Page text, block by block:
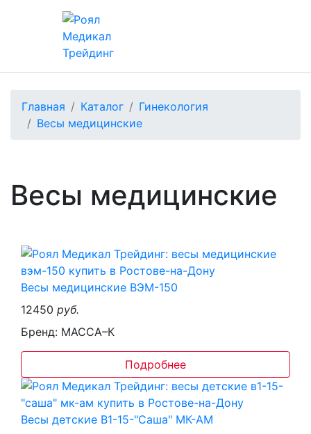
Главная Каталог
Гинекология
Весы медицинские
Весы медицинские
Весы медицинские ВЭМ-150
12450 руб.
Бренд: МАССА–К
Подробнее
Весы детские В1-15-"Саша" МК-АМ